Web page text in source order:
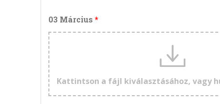
03 Március
Kattintson a fájl kiválasztásához, vagy